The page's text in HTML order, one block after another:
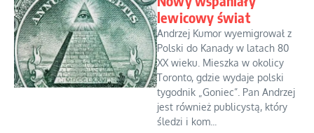
lewicowy świat
Andrzej Kumor wyemigrował z
Polski do Kanady w latach 80
XX wieku. Mieszka w okolicy
Toronto, gdzie wydaje polski
tygodnik „Goniec”. Pan Andrzej
jest również publicystą, który
śledzi i kom...